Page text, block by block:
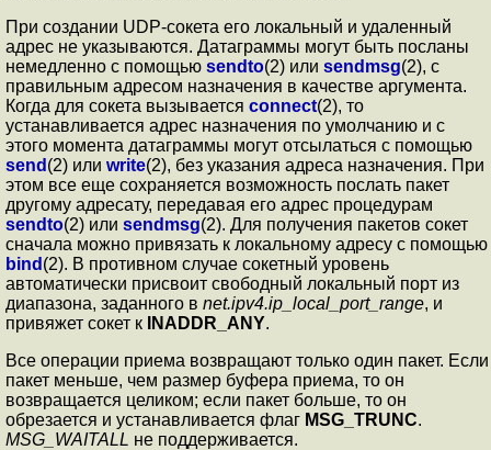
При создании UDP-сокета его локальный и удаленный
адрес не указываются. Датаграммы могут быть посланы
немедленно с помощью sendto(2) или sendmsg(2), с
правильным адресом назначения в качестве аргумента.
Когда для сокета вызывается connect(2), то
устанавливается адрес назначения по умолчанию и с
этого момента датаграммы могут отсылаться с помощью
send (2) или write(2), без указания адреса назначения. При
этом все еще сохраняется возможность послать пакет
другому адресату, передавая его адрес процедурам
sendto(2) или sendmsg(2). Для получения пакетов сокет
сначала можно привязать к локальному адресу с помощью
bind (2). В противном случае сокетный уровень
автоматически присвоит свободный локальный порт из
диапазона, заданного в net.ipv4.ip_local_port_range, и
привяжет сокет к
INADDR_ANY.
Все операции приема возвращают только один пакет. Если
пакет меньше, чем размер буфера приема, то он
возвращается целиком; если пакет больше, то он
обрезается и устанавливается флаг MSG_TRUNC.
MSG_WAITALL не поддерживается.